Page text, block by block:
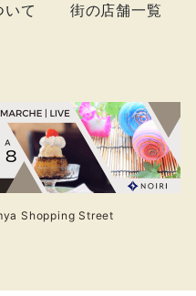
いて 街の店舗一覧
Shopping Street